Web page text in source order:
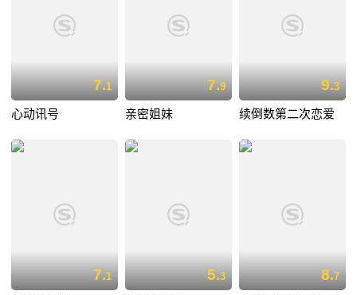
7.1
心动讯号
7.9
亲密姐妹
9.3
续倒数第二次恋爱
7.1 5.3 8.7